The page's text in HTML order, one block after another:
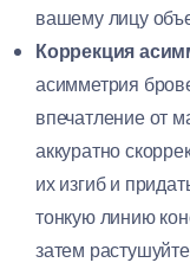
вашему лицу
Коррекция
асимметрия
впечатление от
аккуратно
их изгиб и
тонкую линию
затем